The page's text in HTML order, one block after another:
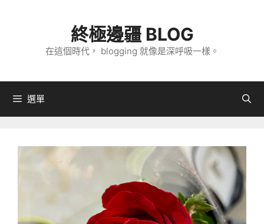
內
終極邊疆 BLOG
在這個時代， blogging 就像是深呼吸一樣。
選單